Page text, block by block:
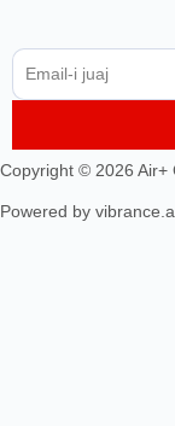
Copyright © 2026 Air+
Powered by